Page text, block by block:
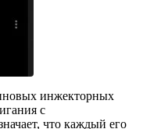
инжекторных
с
что каждый его